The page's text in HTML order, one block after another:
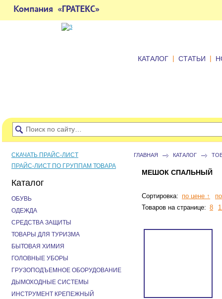
КАТАЛОГ | СТАТЬИ |
ГЛАВНАЯ КАТАЛОГ
МЕШОК СПАЛЬНЫЙ
Сортировка: по цене ↑
Товаров на странице: 8
СКАЧАТЬ ПРАЙС-ЛИСТ
ПРАЙС-ЛИСТ ПО ГРУППАМ ТОВАРА
Каталог
ОБУВЬ
ОДЕЖДА
СРЕДСТВА ЗАЩИТЫ
ТОВАРЫ ДЛЯ ТУРИЗМА
БЫТОВАЯ ХИМИЯ
ГОЛОВНЫЕ УБОРЫ
ГРУЗОПОДЪЕМНОЕ ОБОРУДОВАНИЕ
ДЫМОХОДНЫЕ СИСТЕМЫ
ИНСТРУМЕНТ КРЕПЕЖНЫЙ